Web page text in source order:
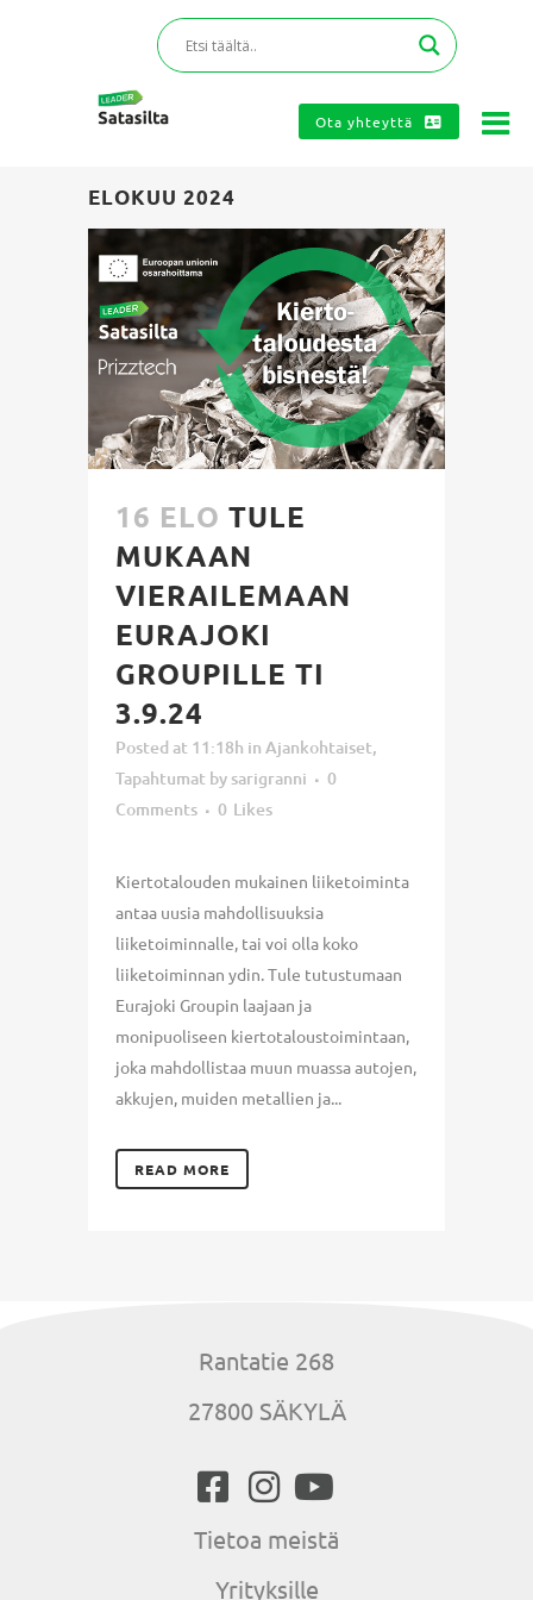
Ota yhteyttä
ELOKUU 2024
16 ELO TULE
MUKAAN
VIERAILEMAAN
EURAJOKI
GROUPILLE TI
3.9.24
Posted at 11:18h in Ajankohtaiset,
Tapahtumat by sarigranni
0
Comments
0 Likes
Kiertotalouden mukainen liiketoiminta
antaa uusia mahdollisuuksia
liiketoiminnalle, tai voi olla koko
liiketoiminnan ydin. Tule tutustumaan
Eurajoki Groupin laajaan ja
monipuoliseen kiertotaloustoimintaan,
joka mahdollistaa muun muassa autojen,
akkujen, muiden metallien ja...
READ MORE
Rantatie 268
27800 SÄKYLÄ
Tietoa meistä
Yrityksille